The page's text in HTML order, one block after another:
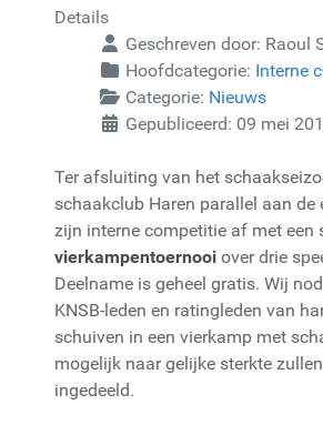
Details
Geschreven door: Raoul
Hoofdcategorie: Interne
Categorie: Nieuws
Gepubliceerd: 09 mei
Ter afsluiting van het
schaakclub Haren parallel aan de
zijn interne competitie af met een
vierkampentoernooi over drie
Deelname is geheel gratis. Wij
KNSB-leden en ratingleden van
schuiven in een vierkamp met
mogelijk naar gelijke sterkte
ingedeeld.